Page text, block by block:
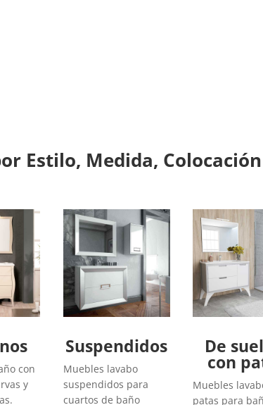
Estilo, Medida,
con
y
Suspendidos
Muebles lavabo
suspendidos para
cuartos de baño
De
con
Muebles
patas para